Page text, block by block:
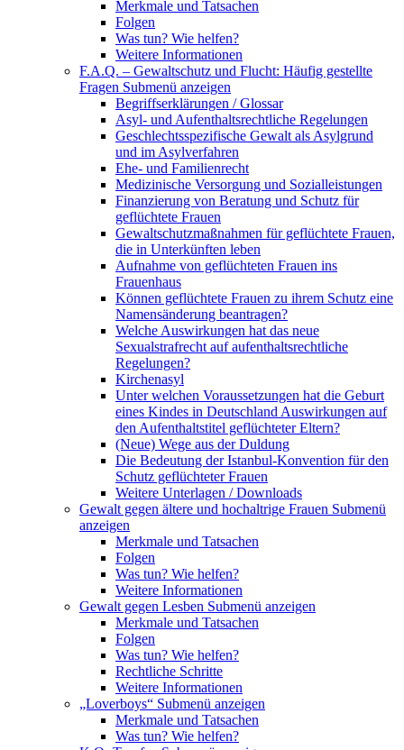
Merkmale und Tatsachen
Folgen
Was tun? Wie helfen?
Weitere Informationen
F.A.Q. – Gewaltschutz und Flucht: Häufig gestellte
Fragen Submenü anzeigen
Begriffserklärungen / Glossar
Asyl- und Aufenthaltsrechtliche Regelungen
Geschlechtsspezifische Gewalt als Asylgrund
und im Asylverfahren
Ehe- und Familienrecht
Medizinische Versorgung und Sozialleistungen
Finanzierung von Beratung und Schutz für
geflüchtete Frauen
Gewaltschutzmaßnahmen für geflüchtete Frauen,
die in Unterkünften leben
Aufnahme von geflüchteten Frauen ins
Frauenhaus
Können geflüchtete Frauen zu ihrem Schutz eine
Namensänderung beantragen?
Welche Auswirkungen hat das neue
Sexualstrafrecht auf aufenthaltsrechtliche
Regelungen?
Kirchenasyl
Unter welchen Voraussetzungen hat die Geburt
eines Kindes in Deutschland Auswirkungen auf
den Aufenthaltstitel geflüchteter Eltern?
(Neue) Wege aus der Duldung
Die Bedeutung der Istanbul-Konvention für den
Schutz geflüchteter Frauen
Weitere Unterlagen / Downloads
Gewalt gegen ältere und hochaltrige Frauen Submenü
anzeigen
Merkmale und Tatsachen
Folgen
Was tun? Wie helfen?
Weitere Informationen
Gewalt gegen Lesben Submenü anzeigen
Merkmale und Tatsachen
Folgen
Was tun? Wie helfen?
Rechtliche Schritte
Weitere Informationen
„Loverboys“ Submenü anzeigen
Merkmale und Tatsachen
Was tun? Wie helfen?